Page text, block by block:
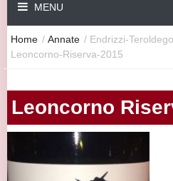
MENU
Home / Annate / Endrizzi-
Leoncorno-Riserva-2015
Leoncorno